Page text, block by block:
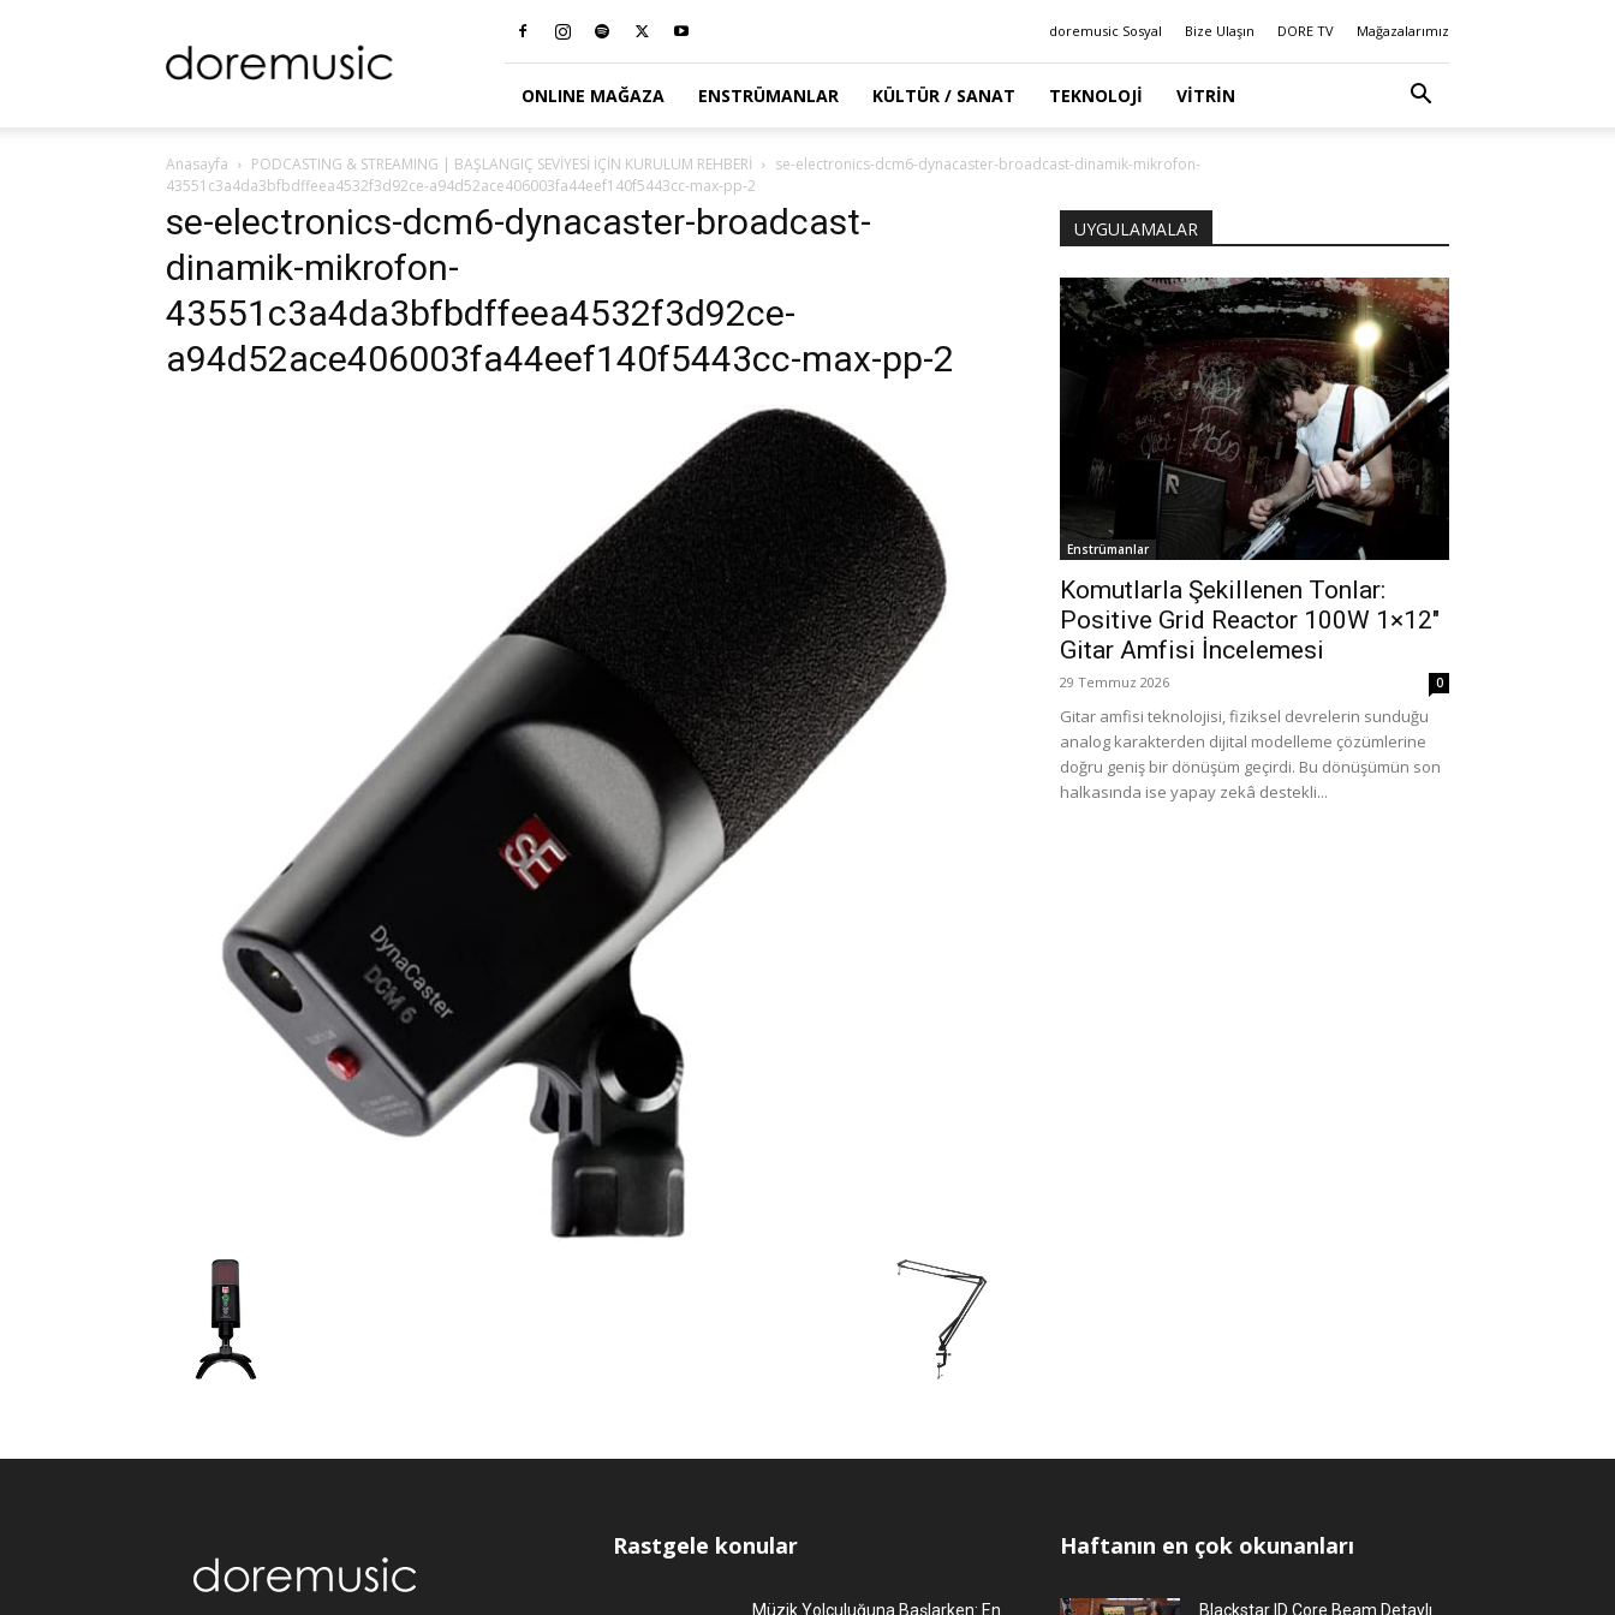
Blog
doremusic Sosyal Bize Ulaşın DORE TV Mağazalarımız
ONLINE MAĞAZA ENSTRÜMANLAR KÜLTÜR / SANAT TEKNOLOJI VITRIN
Anasayfa PODCASTING & STREAMING | BAŞLANGIÇ SEVİYESİ İÇİN KURULUM REHBERİ
se-electronics-dcm6-dynacaster-broadcast-dinamik-mikrofon-
43551c3a4da3bfbdffeea4532f3d92ce-a94d52ace406003fa44eef140f5443cc-max-pp-2
se-electronics-dcm6-dynacaster-broadcast-
dinamik-mikrofon-
43551c3a4da3bfbdffeea4532f3d92ce-
a94d52ace406003fa44eef140f5443cc-max-pp-2
UYGULAMALAR
Enstrümanlar
Komutlarla Şekillenen Tonlar:
Positive Grid Reactor 100W 1×12″
Gitar Amfisi İncelemesi
29 Temmuz 2026 0
Gitar amfisi teknolojisi, fiziksel devrelerin sunduğu
analog karakterden dijital modelleme çözümlerine
doğru geniş bir dönüşüm geçirdi. Bu dönüşümün son
halkasında ise yapay zekâ destekli...
Rastgele konular
Müzik Yolculuğuna Başlarken: En
Haftanın en çok okunanları
Blackstar ID Core Beam Detaylı